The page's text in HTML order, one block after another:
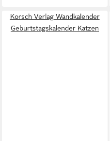
Korsch Verlag Wandkalender
Geburtstagskalender Katzen